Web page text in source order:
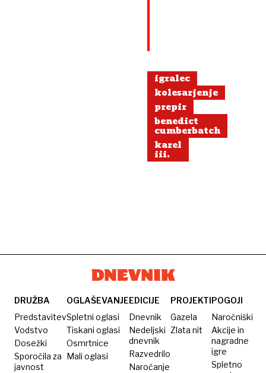
igralec
kolesarjenje
prepir
benedict
cumberbatch
karel
iii.
DRUŽBA
Predstavitev
Vodstvo
Dosežki
Sporočila za
javnost
OGLAŠEVANJE
Spletni oglasi
Tiskani oglasi
Osmrtnice
Mali oglasi
EDICIJE
Dnevnik
Nedeljski
dnevnik
Razvedrilo
Naročanje
PROJEKTI
Gazela
Zlata nit
POGOJI
Naročniški
Akcije in
nagradne
igre
Spletno